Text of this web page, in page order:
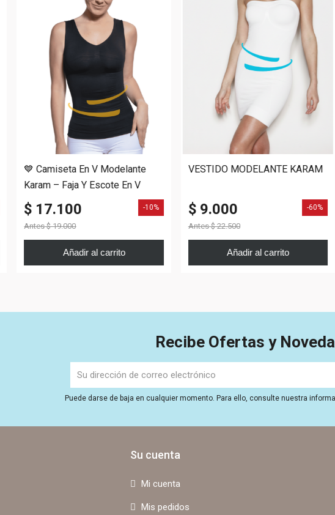
💙 Camiseta En V Modelante
Karam – Faja Y Escote En V
$ 17.100
Antes $ 19.000
-10%
Añadir al carrito
VESTIDO MODELANTE KARAM
$ 9.000
Antes $ 22.500
-60%
Añadir al carrito
Recibe Ofertas y
Puede darse de baja en cualquier momento. Para ello, consulte nuestra
Su cuenta
Mi cuenta
Mis pedidos